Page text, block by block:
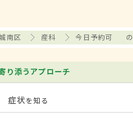
南区 産科 今日予約可
り添うアプローチ
症状を知る